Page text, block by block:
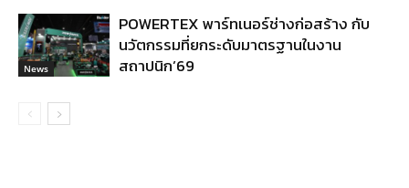
News
POWERTEX พาร์ทเนอร์ช่างก่อสร้าง กับ
นวัตกรรมที่ยกระดับมาตรฐานในงาน
สถาปนิก’69